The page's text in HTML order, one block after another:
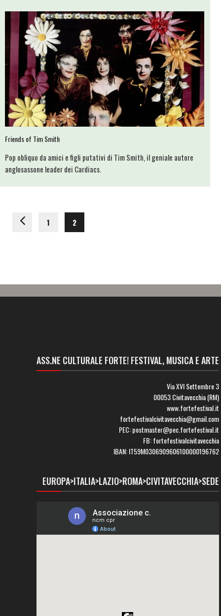
Friends of Tim Smith
Pop obliquo da amici e figli putativi di Tim Smith, il geniale autore
anglosassone leader dei Cardiacs.
1 2
ASS.NE CULTURALE FORTE! FESTIVAL, MUSICA E ARTE
Via XVI Settembre 3
00053 Civitavecchia (RM)
www.fortefestival.it
fortefestivalcivitavecchia@gmail.com
PEC: postmaster@pec.fortefestival.it
FB: fortefestivalcivitavecchia
IBAN: IT59M0306909606100000196762
EUROPA>ITALIA>LAZIO>ROMA>CIVITAVECCHIA>SEDE